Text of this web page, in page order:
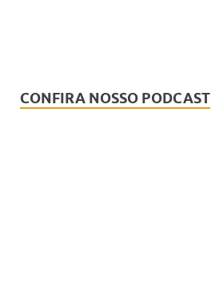
CONFIRA NOSSO PODCAST